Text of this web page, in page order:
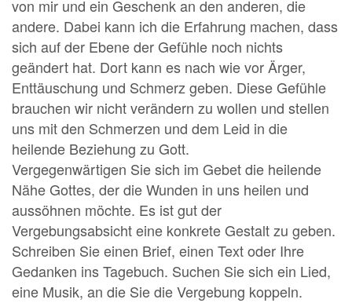
von mir und ein Geschenk an den anderen, die
andere. Dabei kann ich die Erfahrung machen, dass
sich auf der Ebene der Gefühle noch nichts
geändert hat. Dort kann es nach wie vor Ärger,
Enttäuschung und Schmerz geben. Diese Gefühle
brauchen wir nicht verändern zu wollen und stellen
uns mit den Schmerzen und dem Leid in die
heilende Beziehung zu Gott.
Vergegenwärtigen Sie sich im Gebet die heilende
Nähe Gottes, der die Wunden in uns heilen und
aussöhnen möchte. Es ist gut der
Vergebungsabsicht eine konkrete Gestalt zu geben.
Schreiben Sie einen Brief, einen Text oder Ihre
Gedanken ins Tagebuch. Suchen Sie sich ein Lied,
eine Musik, an die Sie die Vergebung koppeln.